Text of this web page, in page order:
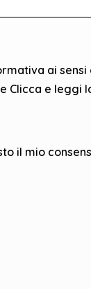
ai sensi
Clicca e leggi
il mio